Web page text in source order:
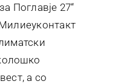
Поглавје 27“
а со